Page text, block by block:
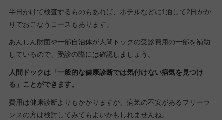
半日かけて検査するものもあれば、ホテルなどに1泊して2日がか
りでおこなうコースもあります。
あんしん財団や一部自治体が人間ドックの受診費用の一部を補助
しているので、受診の際には確認しましょう。
人間ドックは「一般的な健康診断では気付けない病気を見つけ
る」ことができます。
費用は健康診断よりもかかりますが、病気の不安があるフリーラ
ンスの方は検討してみてもよいかもしれませんね。